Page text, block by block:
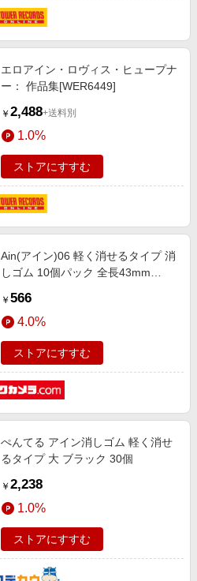
エロアイン・ロヴィス・ヒュープナ
ー： 作品集[WER6449]
￥ 2,488+送料別
1.0%
ストアにすすむ
Ain(アイン)06 軽く消せるタイプ 消
しゴム 10個パック 全長43mm
￥ 566
4.0%
ストアにすすむ
ぺんてる アイン消しゴム 軽く消せ
るタイプ 大 ブラック 30個
￥ 2,238
1.0%
ストアにすすむ